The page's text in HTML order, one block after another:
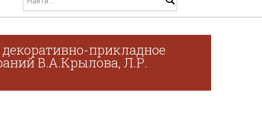
прикладное
В.А.Крылова, Л.Р.